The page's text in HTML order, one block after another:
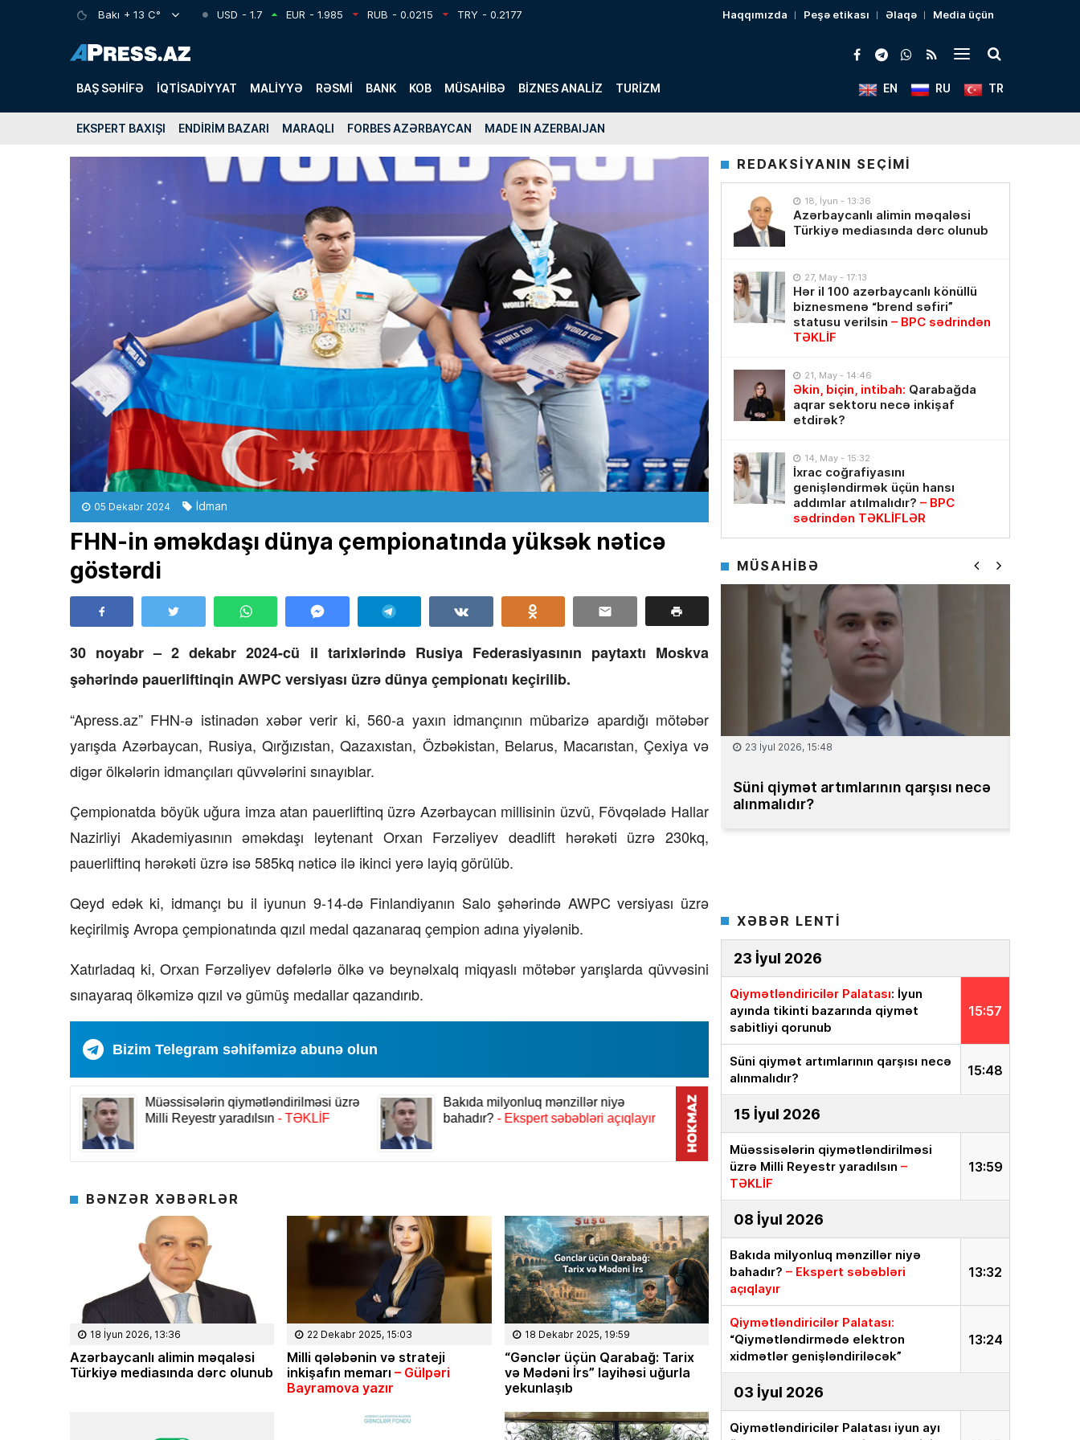
Bakı + 13 C° USD - 1.7 EUR - 1.985 RUB - 0.0215 TRY - 0.2177 Haqqımızda Peşə etikası Əlaqə Media üçün
BAŞ SƏHIFƏ İQTISADIYYAT MALIYYƏ RƏSMI BANK KOB MÜSAHIBƏ BIZNES ANALIZ TURIZM TR
RU
EN
EKSPERT BAXIŞI ENDIRIM BAZARI MARAQLI FORBES AZƏRBAYCAN MADE IN AZERBAIJAN
05 Dekabr 2024 İdman
FHN-in əməkdaşı dünya çempionatında yüksək nəticə
göstərdi
30 noyabr – 2 dekabr 2024-cü il tarixlərində Rusiya Federasiyasının paytaxtı Moskva
şəhərində pauerliftinqin AWPC versiyası üzrə dünya çempionatı keçirilib.
“Apress.az” FHN-ə istinadən xəbər verir ki, 560-a yaxın idmançının mübarizə apardığı mötəbər
yarışda Azərbaycan, Rusiya, Qırğızıstan, Qazaxıstan, Özbəkistan, Belarus, Macarıstan, Çexiya və
digər ölkələrin idmançıları qüvvələrini sınayıblar.
Çempionatda böyük uğura imza atan pauerliftinq üzrə Azərbaycan millisinin üzvü, Fövqəladə Hallar
Nazirliyi Akademiyasının əməkdaşı leytenant Orxan Fərzəliyev deadlift hərəkəti üzrə 230kq,
pauerliftinq hərəkəti üzrə isə 585kq nəticə ilə ikinci yerə layiq görülüb.
Qeyd edək ki, idmançı bu il iyunun 9-14-də Finlandiyanın Salo şəhərində AWPC versiyası üzrə
keçirilmiş Avropa çempionatında qızıl medal qazanaraq çempion adına yiyələnib.
Xatırladaq ki, Orxan Fərzəliyev dəfələrlə ölkə və beynəlxalq miqyaslı mötəbər yarışlarda qüvvəsini
sınayaraq ölkəmizə qızıl və gümüş medallar qazandırıb.
Bizim Telegram səhifəmizə abunə olun
BƏNZƏR XƏBƏRLƏR
18 İyun 2026, 13:36
Azərbaycanlı alimin məqaləsi
Türkiyə mediasında dərc olunub
22 Dekabr 2025, 15:03
Milli qələbənin və strateji
inkişafın memarı– Gülpəri
Bayramova yazır
18 Dekabr 2025, 19:59
“Gənclər üçün Qarabağ: Tarix
və Mədəni İrs” layihəsi uğurla
yekunlaşıb
REDAKSİYANIN SEÇİMİ
18, İyun - 13:36
Azərbaycanlı alimin məqaləsi
Türkiyə mediasında dərc olunub
27, May - 17:13
Hər il 100 azərbaycanlı könüllü
biznesmenə “brend səfiri”
statusu verilsin – BPC sədrindən
TƏKLİF
21, May - 14:46
Əkin, biçin, intibah: Qarabağda
aqrar sektoru necə inkişaf
etdirək?
14, May - 15:32
İxrac coğrafiyasını
genişləndirmək üçün hansı
addımlar atılmalıdır? – BPC
sədrindən TƏKLİFLƏR
MÜSAHİBƏ
23 İyul 2026, 15:48
alınmalıdır?
15 İyul 2026, 13:59
Müəssisələrin qiymətləndirilməsi
üzrə Milli Reyestr yaradılsın
XƏBƏR LENTİ
23 İyul 2026
15:57
Qiymətləndiricilər Palatası: İyun
ayında tikinti bazarında qiymət
sabitliyi qorunub
15:48
Süni qiymət artımlarının qarşısı necə
alınmalıdır?
15 İyul 2026
13:59
Müəssisələrin qiymətləndirilməsi
üzrə Milli Reyestr yaradılsın –
TƏKLİF
08 İyul 2026
13:32
Bakıda milyonluq mənzillər niyə
bahadır? – Ekspert səbəbləri
açıqlayır
13:24
Qiymətləndiricilər Palatası:
“Qiymətləndirmədə elektron
xidmətlər genişləndiriləcək”
03 İyul 2026
Qiymətləndiricilər Palatası iyun ayı